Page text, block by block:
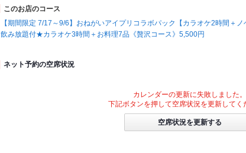
このお店のコース
【期間限定 7/17～9/6】おねがいアイプリコラボパック【カラオケ2時間＋ノ
飲み放題付★カラオケ3時間＋お料理7品《贅沢コース》5,500円
ネット予約の空席状況
カレンダーの更新に失敗しました。
下記ボタンを押して空席状況を更新してく
空席状況を更新する